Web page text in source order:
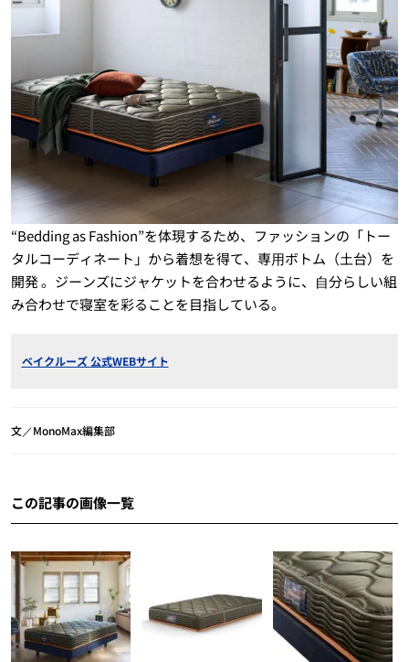
“Bedding as Fashion”を体現するため、ファッションの「トー
タルコーディネート」から着想を得て、専⽤ボトム（土台）を
開発 。ジーンズにジャケットを合わせるように、⾃分らしい組
み合わせで寝室を彩ることを目指している。
ベイクルーズ 公式WEBサイト
文／MonoMax編集部
この記事の画像一覧